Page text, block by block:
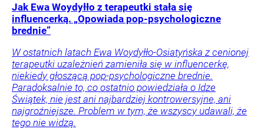
Jak Ewa Woydyłło z terapeutki stała się
influencerką. „Opowiada pop-psychologiczne
brednie”
W ostatnich latach Ewa Woydyłło-Osiatyńska z cenionej
terapeutki uzależnień zamieniła się w influencerkę,
niekiedy głoszącą pop-psychologiczne brednie.
Paradoksalnie to, co ostatnio powiedziała o Idze
Świątek, nie jest ani najbardziej kontrowersyjne, ani
najgroźniejsze. Problem w tym, że wszyscy udawali, że
tego nie widzą.